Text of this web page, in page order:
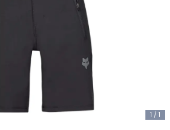
1 / 1